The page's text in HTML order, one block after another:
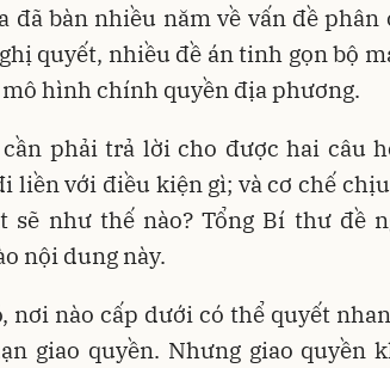
đã bàn nhiều năm về vấn đề phân
quyết, nhiều đề án tinh gọn bộ
hình chính quyền địa phương.
cần phải trả lời cho được hai câu
liền với điều kiện gì; và cơ chế
sẽ như thế nào? Tổng Bí thư đề
nội dung này.
nơi nào cấp dưới có thể quyết
giao quyền. Nhưng giao quyền